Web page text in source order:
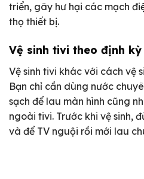
triển, gây hư hại các mạch
thọ thiết bị.
Vệ sinh tivi theo định kỳ
Vệ sinh tivi khác với cách vệ
Bạn chỉ cần dùng nước
sạch để lau màn hình cũng
ngoài tivi. Trước khi vệ sinh,
và để TV nguội rồi mới lau